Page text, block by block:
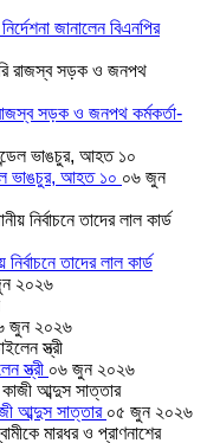
জানালেন বিএনপির
সড়ক ও জনপথ কর্মকর্তা-
ভাঙচুর, আহত ১০ ০৬ জুন
তাদের লাল কার্ড
২০২৬
জুন ২০২৬
স্ত্রী ০৬ জুন ২০২৬
আব্দুস সাত্তার ০৫ জুন ২০২৬